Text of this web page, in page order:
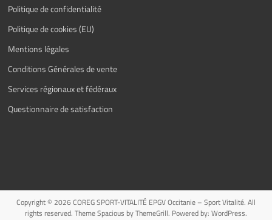
Politique de confidentialité
Politique de cookies (EU)
Mentions légales
Conditions Générales de vente
Services régionaux et fédéraux
Questionnaire de satisfaction
Copyright © 2026COREG SPORT-VITALITÉ EPGV Occitanie – Sport Vitalité. All
rights reserved. ThemeSpacious by ThemeGrill. Powered by: WordPress.